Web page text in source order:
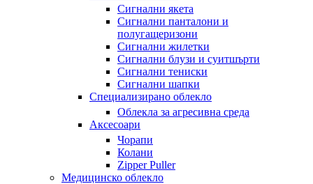
Сигнални якета
Сигнални панталони и
полугащеризони
Сигнални жилетки
Сигнални блузи и суитшърти
Сигнални тениски
Сигнални шапки
Специализирано облекло
Облекла за агресивна среда
Аксесоари
Чорапи
Колани
Zipper Puller
Медицинско облекло